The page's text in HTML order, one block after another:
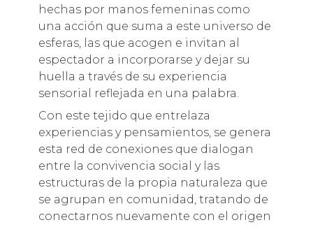
hechas por manos femeninas como
una acción que suma a este universo de
esferas, las que acogen e invitan al
espectador a incorporarse y dejar su
huella a través de su experiencia
sensorial reflejada en una palabra.
Con este tejido que entrelaza
experiencias y pensamientos, se genera
esta red de conexiones que dialogan
entre la convivencia social y las
estructuras de la propia naturaleza que
se agrupan en comunidad, tratando de
conectarnos nuevamente con el origen